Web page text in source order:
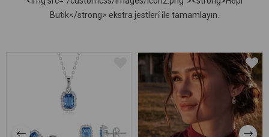
Butik</strong> ekstra jestleri̇ i̇le tamamlayın.